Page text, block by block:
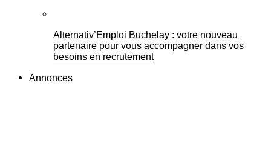
Alternativ’Emploi Buchelay : votre nouveau
partenaire pour vous accompagner dans vos
besoins en recrutement
Annonces